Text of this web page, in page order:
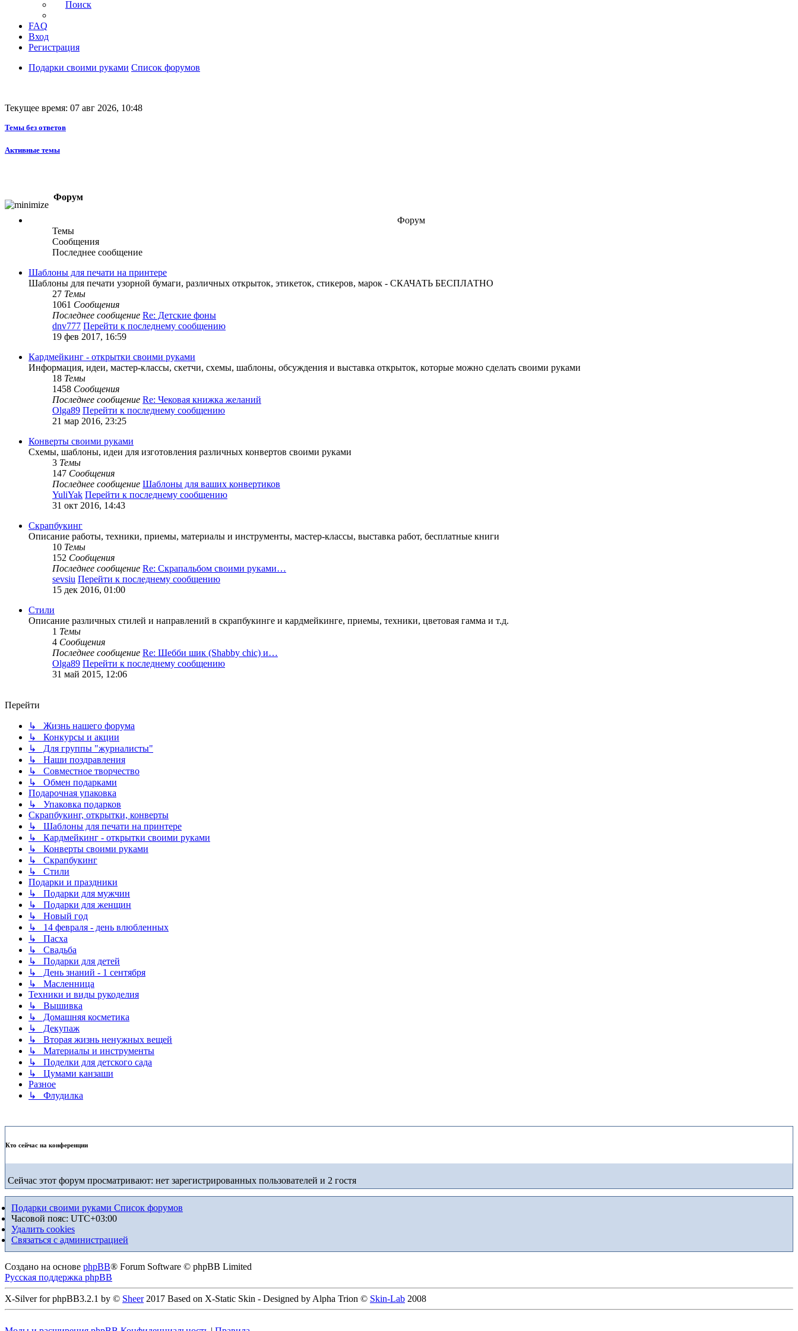
Поиск
FAQ
Вход
Регистрация
Подарки своими руками Список форумов
Текущее время: 07 авг 2026, 10:48
Темы без ответов
Активные темы
Форум
Форум
Темы
Сообщения
Последнее сообщение
Шаблоны для печати на принтере
Шаблоны для печати узорной бумаги, различных открыток, этикеток, стикеров, марок - СКАЧАТЬ БЕСПЛАТНО
27 Темы
1061 Сообщения
Последнее сообщение Re: Детские фоны
dnv777 Перейти к последнему сообщению
19 фев 2017, 16:59
Кардмейкинг - открытки своими руками
Информация, идеи, мастер-классы, скетчи, схемы, шаблоны, обсуждения и выставка открыток, которые можно сделать своими руками
18 Темы
1458 Сообщения
Последнее сообщение Re: Чековая книжка желаний
Olga89 Перейти к последнему сообщению
21 мар 2016, 23:25
Конверты своими руками
Схемы, шаблоны, идеи для изготовления различных конвертов своими руками
3 Темы
147 Сообщения
Последнее сообщение Шаблоны для ваших конвертиков
YuliYak Перейти к последнему сообщению
31 окт 2016, 14:43
Скрапбукинг
Описание работы, техники, приемы, материалы и инструменты, мастер-классы, выставка работ, бесплатные книги
10 Темы
152 Сообщения
Последнее сообщение Re: Скрапальбом своими руками…
sevsiu Перейти к последнему сообщению
15 дек 2016, 01:00
Стили
Описание различных стилей и направлений в скрапбукинге и кардмейкинге, приемы, техники, цветовая гамма и т.д.
1 Темы
4 Сообщения
Последнее сообщение Re: Шебби шик (Shabby chic) и…
Olga89 Перейти к последнему сообщению
31 май 2015, 12:06
Перейти
↳ Жизнь нашего форума
↳ Конкурсы и акции
↳ Для группы "журналисты"
↳ Наши поздравления
↳ Совместное творчество
↳ Обмен подарками
Подарочная упаковка
↳ Упаковка подарков
Скрапбукинг, открытки, конверты
↳ Шаблоны для печати на принтере
↳ Кардмейкинг - открытки своими руками
↳ Конверты своими руками
↳ Скрапбукинг
↳ Стили
Подарки и праздники
↳ Подарки для мужчин
↳ Подарки для женщин
↳ Новый год
↳ 14 февраля - день влюбленных
↳ Пасха
↳ Свадьба
↳ Подарки для детей
↳ День знаний - 1 сентября
↳ Масленница
Техники и виды рукоделия
↳ Вышивка
↳ Домашняя косметика
↳ Декупаж
↳ Вторая жизнь ненужных вещей
↳ Материалы и инструменты
↳ Поделки для детского сада
↳ Цумами канзаши
Разное
↳ Флудилка
Кто сейчас на конференции
Сейчас этот форум просматривают: нет зарегистрированных пользователей и 2 гостя
Подарки своими руками Список форумов
Часовой пояс: UTC+03:00
Удалить cookies
Связаться с администрацией
Создано на основе phpBB® Forum Software © phpBB Limited
Русская поддержка phpBB
X-Silver for phpBB3.2.1 by © Sheer2017 Based on X-Static Skin - Designed by Alpha Trion © Skin-Lab 2008